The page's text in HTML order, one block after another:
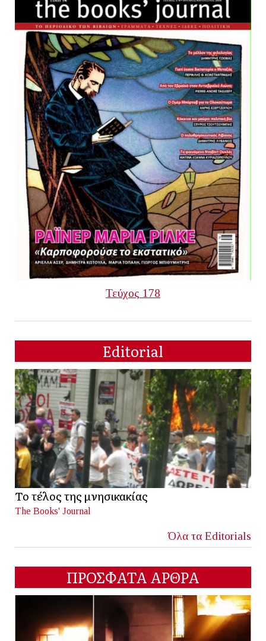
Τεύχος 178
Editorial
Το τέλος της μνησικακίας
The Books' Journal
Όλα τα Editorials
ΠΡΟΣΦΑΤΑ ΑΡΘΡΑ